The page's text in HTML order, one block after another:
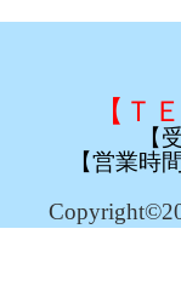
【Ｔ
【
【営業時